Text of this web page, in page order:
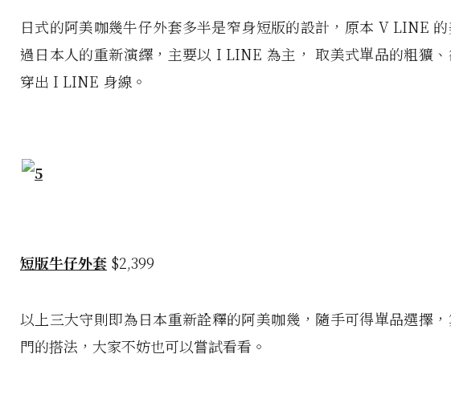
日式的阿美咖幾牛仔外套多半是窄身短版的設計，原本 V LINE
過日本人的重新演繹，主要以 I LINE 為主， 取美式單品的粗獷、
穿出 I LINE 身線。
短版牛仔外套 $2,399
以上三大守則即為日本重新詮釋的阿美咖幾，隨手可得單品選擇，
門的搭法，大家不妨也可以嘗試看看。